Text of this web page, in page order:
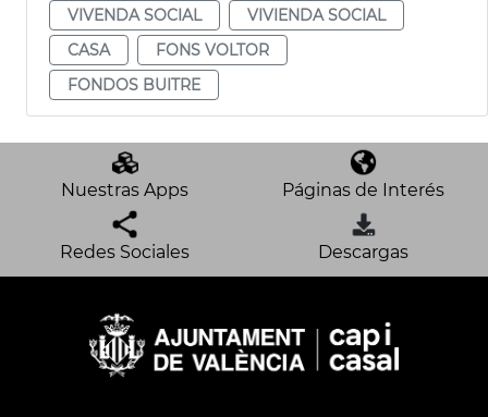
VIVENDA SOCIAL
VIVIENDA SOCIAL
CASA
FONS VOLTOR
FONDOS BUITRE
Nuestras Apps Páginas de Interés
Redes Sociales Descargas